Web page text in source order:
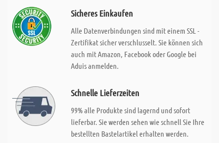
Sicheres Einkaufen
Alle Datenverbindungen sind mit einem SSL -
Zertifikat sicher verschlusselt. Sie können sich
auch mit Amazon, Facebook oder Google bei
Aduis anmelden.
Schnelle Lieferzeiten
99% alle Produkte sind lagernd und sofort
lieferbar. Sie werden sehen wie schnell Sie Ihre
bestellten Bastelartikel erhalten werden.